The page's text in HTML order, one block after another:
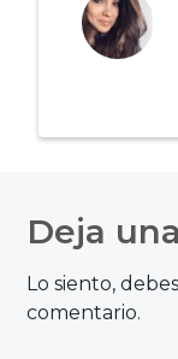
de
Deja
Lo siento,
comentario.